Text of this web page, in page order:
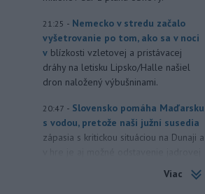
21:25 - Nemecko v stredu začalo
vyšetrovanie po tom, ako sa v noci
v blízkosti vzletovej a pristávacej
dráhy na letisku Lipsko/Halle našiel
dron naložený výbušninami.
20:47 - Slovensko pomáha Maďarsku
s vodou, pretože naši južní susedia
zápasia s kritickou situáciou na Dunaji a
Viac